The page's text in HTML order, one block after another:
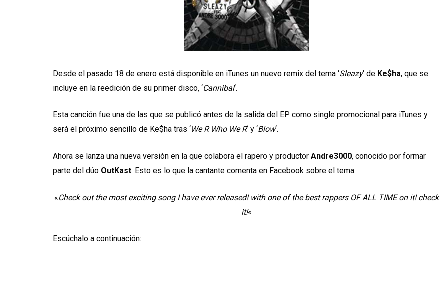
Desde el pasado 18 de enero está disponible en iTunes un nuevo remix del tema ‘Sleazy‘ de Ke$ha, que se
incluye en la reedición de su primer disco, ‘Cannibal‘.
Esta canción fue una de las que se publicó antes de la salida del EP como single promocional para iTunes y
será el próximo sencillo de Ke$ha tras ‘We R Who We R‘ y ‘Blow‘.
Ahora se lanza una nueva versión en la que colabora el rapero y productorAndre3000, conocido por formar
parte del dúo OutKast. Esto es lo que la cantante comenta en Facebook sobre el tema:
«Check out the most exciting song I have ever released! with one of the best rappers OF ALL TIME on it! check
it!«
Escúchalo a continuación: